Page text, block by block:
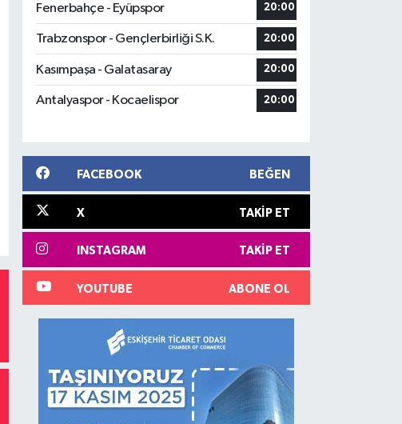
Fenerbahçe - Eyüpspor 20:00
Trabzonspor - Gençlerbirliği S.K. 20:00
Kasımpaşa - Galatasaray 20:00
Antalyaspor - Kocaelispor 20:00
FACEBOOK BEĞEN
X TAKIP ET
INSTAGRAM TAKIP ET
YOUTUBE ABONE OL